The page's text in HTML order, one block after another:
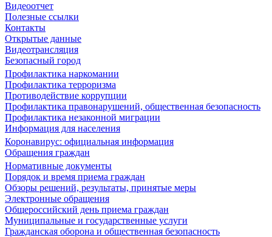
Видеоотчет
Полезные ссылки
Контакты
Открытые данные
Видеотрансляция
Безопасный город
Профилактика наркомании
Профилактика терроризма
Противодействие коррупции
Профилактика правонарушений, общественная безопасность
Профилактика незаконной миграции
Информация для населения
Коронавирус: официальная информация
Обращения граждан
Нормативные документы
Порядок и время приема граждан
Обзоры решений, результаты, принятые меры
Электронные обращения
Общероссийский день приема граждан
Муниципальные и государственные услуги
Гражданская оборона и общественная безопасность